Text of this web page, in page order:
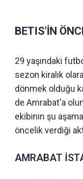
BETIS'İN
29 yaşındaki
sezon kiralık
dönmek olduğu
de Amrabat'a
ekibinin şu
öncelik verdiği
AMRABAT